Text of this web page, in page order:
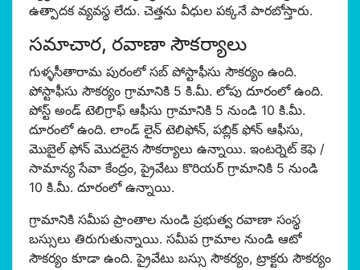
ఉత్పాదక వ్యవస్థ లేదు. చెత్తను వీధుల పక్కనే పారబోస్తారు.
సమాచార, రవాణా సౌకర్యాలు
గుళ్ళసీతారామ పురంలో సబ్ పోస్టాఫీసు సౌకర్యం ఉంది.
పోస్టాఫీసు సౌకర్యం గ్రామానికి 5 కి.మీ. లోపు దూరంలో ఉంది.
పోస్ట్ అండ్ టెలిగ్రాఫ్ ఆఫీసు గ్రామానికి 5 నుండి 10 కి.మీ.
దూరంలో ఉంది. లాండ్ లైన్ టెలిఫోన్, పబ్లిక్ ఫోన్ ఆఫీసు,
మొబైల్ ఫోన్ మొదలైన సౌకర్యాలు ఉన్నాయి. ఇంటర్నెట్ కెఫె /
సామాన్య సేవా కేంద్రం, ప్రైవేటు కొరియర్ గ్రామానికి 5 నుండి
10 కి.మీ. దూరంలో ఉన్నాయి.
గ్రామానికి సమీప ప్రాంతాల నుండి ప్రభుత్వ రవాణా సంస్థ
బస్సులు తిరుగుతున్నాయి. సమీప గ్రామాల నుండి ఆటో
సౌకర్యం కూడా ఉంది. ప్రైవేటు బస్సు సౌకర్యం, ట్రాక్టరు సౌకర్యం